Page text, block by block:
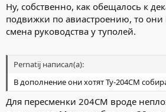
Ну, собственно, как обещалось к
подвижки по авиастроению, то
смена руководства у туполей.
Pernatij написал(а):
В дополнение они хотят Ту-204СМ
Для пересменки 204СМ вроде